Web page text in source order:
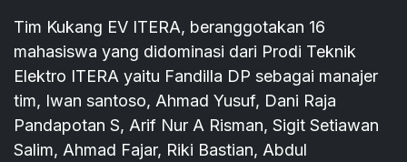
Tim Kukang EV ITERA, beranggotakan 16
mahasiswa yang didominasi dari Prodi Teknik
Elektro ITERA yaitu Fandilla DP sebagai manajer
tim, Iwan santoso, Ahmad Yusuf, Dani Raja
Pandapotan S, Arif Nur A Risman, Sigit Setiawan
Salim, Ahmad Fajar, Riki Bastian, Abdul